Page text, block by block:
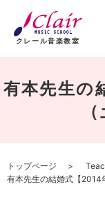
クレール音楽教室
有本先生の
トップページ
有本先生の結婚式【2014